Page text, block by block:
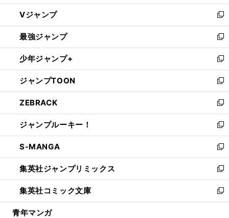
ウ
ィ
ン
ド
ウ
で
開
く
し
い
ウ
ィ
ン
ド
ウ
で
開
く
Vジャンプ
新
し
い
ウ
ィ
ン
ド
ウ
で
開
く
最強ジャンプ
新
し
い
ウ
ィ
ン
ド
ウ
で
開
く
少年ジャンプ+
新
し
い
ウ
ィ
ン
ド
ウ
で
開
く
ジャンプTOON
新
し
い
ウ
ィ
ン
ド
ウ
で
開
く
ZEBRACK
新
し
い
ウ
ィ
ン
ド
ウ
で
開
ジャンプルーキー！
新
し
い
ウ
ィ
ン
ド
ウ
S-MANGA
新
し
い
ウ
ィ
ン
集英社ジャンプリミックス
新
し
い
ウ
集英社コミック文庫
新
し
青年マンガ